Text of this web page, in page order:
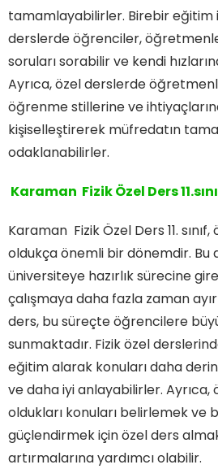
tamamlayabilirler. Birebir eğitim
derslerde öğrenciler,
soruları sorabilir ve kendi
Ayrıca, özel derslerde
öğrenme stillerine ve
kişiselleştirerek müfredatın
odaklanabilirler.
Karaman Fizik Özel Ders
Karaman Fizik Özel Ders 11.
oldukça önemli bir dönemdir.
üniversiteye hazırlık sürecine
çalışmaya daha fazla zaman
ders, bu süreçte öğrencilere
sunmaktadır. Fizik özel
eğitim alarak konuları daha
ve daha iyi anlayabilirler.
oldukları konuları belirlemek ve
güçlendirmek için özel ders
artırmalarına yardımcı olabilir.